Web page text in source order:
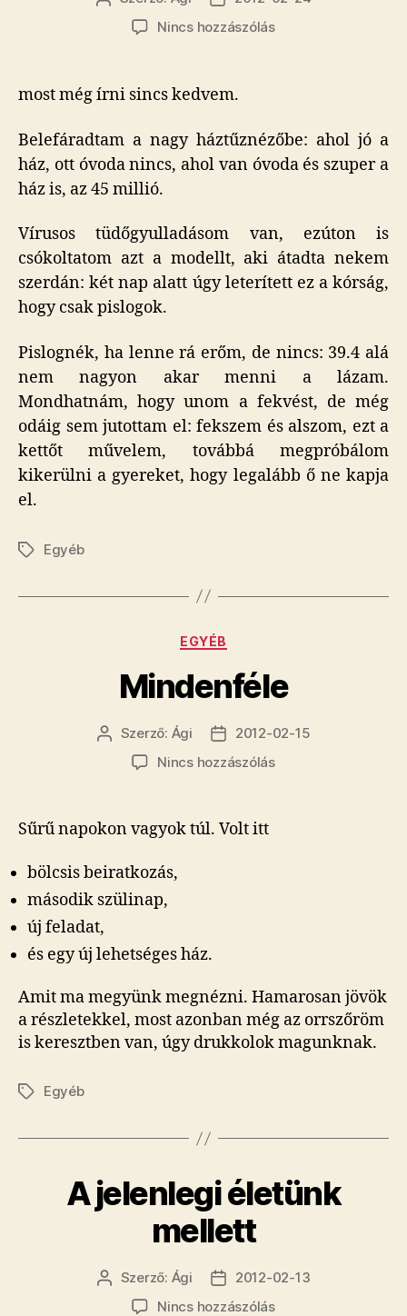
szerzője
dátuma
Nincs hozzászólása(z)
most még írni sincs kedvem.
Belefáradtam a nagy háztűznézőbe: ahol jó a
ház, ott óvoda nincs, ahol van óvoda és szuper a
ház is, az 45 millió.
Vírusos tüdőgyulladásom van, ezúton is
csókoltatom azt a modellt, aki átadta nekem
szerdán: két nap alatt úgy leterített ez a kórság,
hogy csak pislogok.
Pislognék, ha lenne rá erőm, de nincs: 39.4 alá
nem nagyon akar menni a lázam.
Mondhatnám, hogy unom a fekvést, de még
odáig sem jutottam el: fekszem és alszom, ezt a
kettőt művelem, továbbá megpróbálom
kikerülni a gyereket, hogy legalább ő ne kapja
el.
CímkékEgyéb
Kategóriák
EGYÉB
Mindenféle
Bejegyzés
szerzője
Szerző: Ági
Bejegyzés
dátuma
2012-02-15
Nincs hozzászólása(z)
Sűrű napokon vagyok túl. Volt itt
bölcsis beiratkozás,
második szülinap,
új feladat,
és egy új lehetséges ház.
Amit ma megyünk megnézni. Hamarosan jövök
a részletekkel, most azonban még az orrszőröm
is keresztben van, úgy drukkolok magunknak.
CímkékEgyéb
A jelenlegi életünk
mellett
Bejegyzés
szerzője
Szerző: Ági
Bejegyzés
dátuma
2012-02-13
Nincs hozzászólása(z)